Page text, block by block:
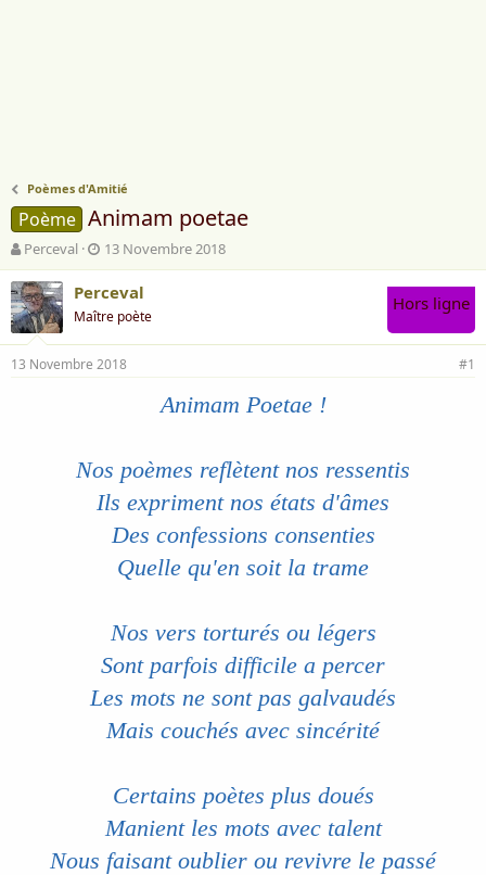
Poèmes d'Amitié
Poème Animam poetae
A
u
t
e
u
r
d
e
Perceval
D
a
t
d
e
d
é
13 Novembre 2018
Perceval
Maître poète
Hors ligne
13 Novembre 2018 #1
Animam Poetae !
Nos poèmes reflètent nos ressentis
Ils expriment nos états d'âmes
Des confessions consenties
Quelle qu'en soit la trame
Nos vers torturés ou légers
Sont parfois difficile a percer
Les mots ne sont pas galvaudés
Mais couchés avec sincérité
Certains poètes plus doués
Manient les mots avec talent
Nous faisant oublier ou revivre le passé